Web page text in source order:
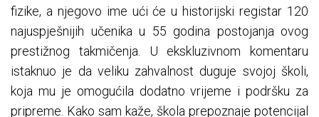
fizike, a njegovo ime ući će u historijski registar 120
najuspješnijih učenika u 55 godina postojanja ovog
prestižnog takmičenja. U ekskluzivnom komentaru
istaknuo je da veliku zahvalnost duguje svojoj školi,
koja mu je omogućila dodatno vrijeme i podršku za
pripreme. Kako sam kaže, škola prepoznaje potencijal